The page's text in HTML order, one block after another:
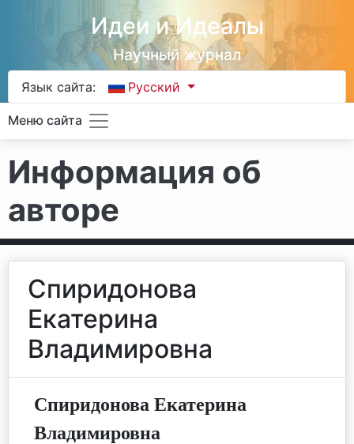
Идеи и Идеалы
Научный журнал
Язык сайта: Русский
Меню сайта
Информация об
авторе
Спиридонова
Екатерина
Владимировна
Спиридонова Екатерина
Владимировна